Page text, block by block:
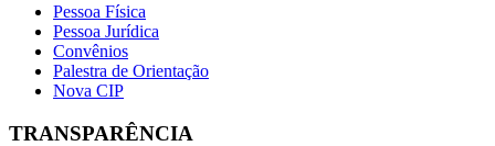
Pessoa Física
Pessoa Jurídica
Convênios
Palestra de Orientação
Nova CIP
TRANSPARÊNCIA